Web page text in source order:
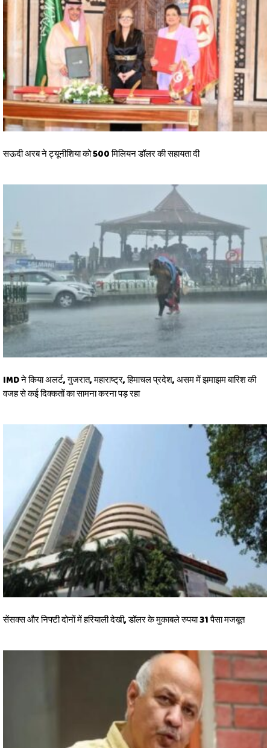
सऊदी अरब ने ट्यूनीशिया को 500 मिलियन डॉलर की सहायता दी
IMD ने किया अलर्ट, गुजरात, महाराष्ट्र, हिमाचल प्रदेश, असम में झमाझम बारिश की
वजह से कई दिक्कतों का सामना करना पड़ रहा
सेंसक्स और निफ्टी दोनों में हरियाली देखी, डॉलर के मुकाबले रुपया 31 पैसा मजबूत